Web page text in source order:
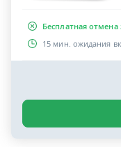
Бесплатная отмена
15 мин. ожидания